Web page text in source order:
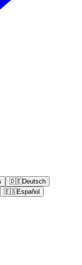
🇩🇪Deutsch
🇪🇸Español